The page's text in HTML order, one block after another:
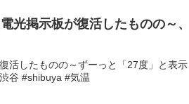
光掲示板が復活したものの～、
活したものの～ずーっと「27度」と表示
谷 #shibuya #気温